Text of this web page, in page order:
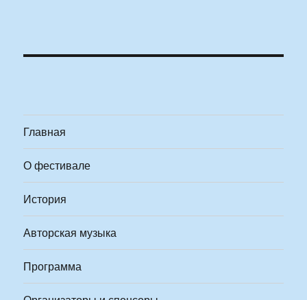
Главная
О фестивале
История
Авторская музыка
Программа